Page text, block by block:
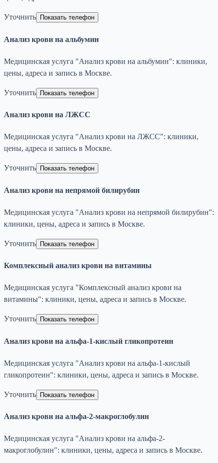
Уточнить Показать телефон
Анализ крови на альбумин
Медицинская услуга "Анализ крови на альбумин": клиники,
цены, адреса и запись в Москве.
Уточнить Показать телефон
Анализ крови на ЛЖСС
Медицинская услуга "Анализ крови на ЛЖСС": клиники,
цены, адреса и запись в Москве.
Уточнить Показать телефон
Анализ крови на непрямой билирубин
Медицинская услуга "Анализ крови на непрямой билирубин":
клиники, цены, адреса и запись в Москве.
Уточнить Показать телефон
Комплексный анализ крови на витамины
Медицинская услуга "Комплексный анализ крови на
витамины": клиники, цены, адреса и запись в Москве.
Уточнить Показать телефон
Анализ крови на альфа-1-кислый гликопротеин
Медицинская услуга "Анализ крови на альфа-1-кислый
гликопротеин": клиники, цены, адреса и запись в Москве.
Уточнить Показать телефон
Анализ крови на альфа-2-макроглобулин
Медицинская услуга "Анализ крови на альфа-2-
макроглобулин": клиники, цены, адреса и запись в Москве.